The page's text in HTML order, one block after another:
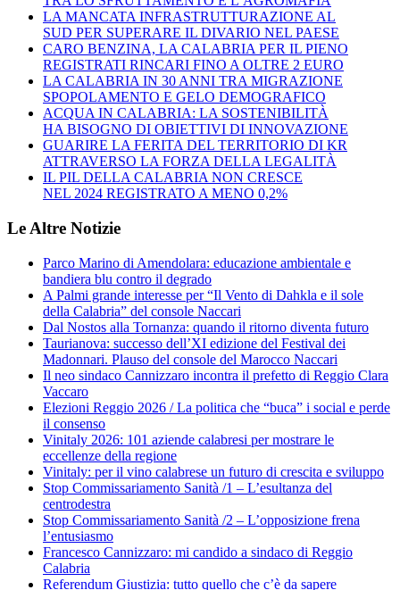
LA MANCATA INFRASTRUTTURAZIONE AL
SUD PER SUPERARE IL DIVARIO NEL PAESE
CARO BENZINA, LA CALABRIA PER IL PIENO
REGISTRATI RINCARI FINO A OLTRE 2 EURO
LA CALABRIA IN 30 ANNI TRA MIGRAZIONE
SPOPOLAMENTO E GELO DEMOGRAFICO
ACQUA IN CALABRIA: LA SOSTENIBILITÀ
HA BISOGNO DI OBIETTIVI DI INNOVAZIONE
GUARIRE LA FERITA DEL TERRITORIO DI KR
ATTRAVERSO LA FORZA DELLA LEGALITÀ
IL PIL DELLA CALABRIA NON CRESCE
NEL 2024 REGISTRATO A MENO 0,2%
Le Altre Notizie
Parco Marino di Amendolara: educazione ambientale e
bandiera blu contro il degrado
A Palmi grande interesse per “Il Vento di Dahkla e il sole
della Calabria” del console Naccari
Dal Nostos alla Tornanza: quando il ritorno diventa futuro
Taurianova: successo dell’XI edizione del Festival dei
Madonnari. Plauso del console del Marocco Naccari
Il neo sindaco Cannizzaro incontra il prefetto di Reggio Clara
Vaccaro
Elezioni Reggio 2026 / La politica che “buca” i social e perde
il consenso
Vinitaly 2026: 101 aziende calabresi per mostrare le
eccellenze della regione
Vinitaly: per il vino calabrese un futuro di crescita e sviluppo
Stop Commissariamento Sanità /1 – L’esultanza del
centrodestra
Stop Commissariamento Sanità /2 – L’opposizione frena
l’entusiasmo
Francesco Cannizzaro: mi candido a sindaco di Reggio
Calabria
Referendum Giustizia: tutto quello che c’è da sapere